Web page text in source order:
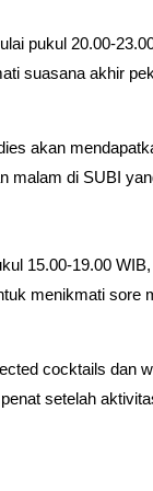
pukul 20.00-
suasana akhir
akan
malam di SUBI
15.00-19.00
menikmati sore
cocktails dan
setelah